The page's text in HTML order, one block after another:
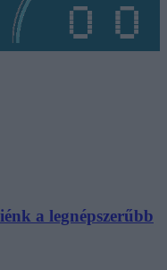
a legnépszerűbb